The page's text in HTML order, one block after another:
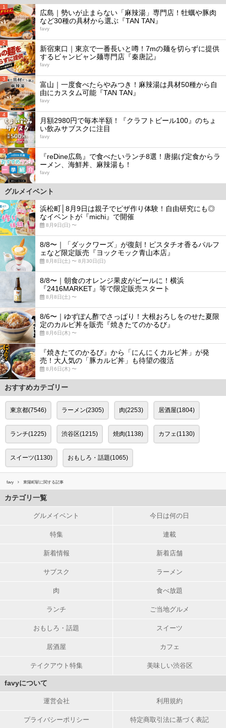
1
広島｜勢いが止まらない「麻辣湯」専門店！牡蠣や豚肉
など30種の具材から選ぶ『TAN TAN』
favy
2
新宿東口｜東京で一番長いと噂！7mの麺を切らずに提供
するビャンビャン麺専門店『秦唐記』
favy
3
富山｜一度食べたらやみつき！麻辣湯は具材50種から自
由にカスタム可能『TAN TAN』
favy
4
月額2980円で毎本半額！『クラフトビール100』のちょ
い飲みサブスクに注目
favy
5
『reDine広島』で食べたいランチ8選！唐揚げ定食からラ
ーメン、海鮮丼、麻辣湯も！
favy
グルメイベント
浜松町│8月9日は親子でピザ作り体験！自由研究にも◎
なイベントが『michi』で開催
8月9日(日) 〜
8/8〜｜「ダックワーズ」が復刻！ピスタチオ香るパルフ
ェなど限定販売『ヨックモック青山本店』
8月8日(土) 〜 8月30日(日)
8/8〜｜朝食のオレンジ果皮がビールに！横浜
『2416MARKET』等で限定販売スタート
8月8日(土) 〜
8/6〜｜ゆずぽん酢でさっぱり！大根おろしをのせた夏限
定のカルビ丼を販売『焼きたてのかるび』
8月6日(木) 〜
『焼きたてのかるび』から「にんにくカルビ丼」が発
売！大人気の「豚カルビ丼」も待望の復活
8月6日(木) 〜
おすすめカテゴリー
東京都(7546) ラーメン(2305) 肉(2253) 居酒屋(1804)
ランチ(1225) 渋谷区(1215) 焼肉(1138) カフェ(1130)
スイーツ(1130) おもしろ・話題(1065)
favy 東陽町駅に関する記事
カテゴリ一覧
グルメイベント 今日は何の日
特集 連載
新着情報 新着店舗
サブスク ラーメン
肉 食べ放題
ランチ ご当地グルメ
おもしろ・話題 スイーツ
居酒屋 カフェ
テイクアウト特集 美味しい渋谷区
favyについて
運営会社 利用規約
プライバシーポリシー 特定商取引法に基づく表記